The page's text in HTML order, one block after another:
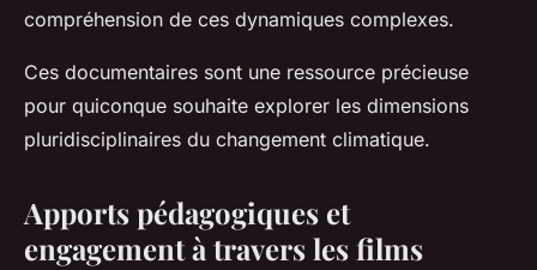
compréhension de ces dynamiques complexes.
Ces documentaires sont une ressource précieuse
pour quiconque souhaite explorer les dimensions
pluridisciplinaires du changement climatique.
Apports pédagogiques et
engagement à travers les films